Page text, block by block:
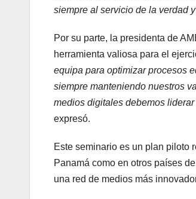
siempre al servicio de la verdad
Por su parte, la presidenta de
herramienta valiosa para el
equipa para optimizar procesos
siempre manteniendo nuestros
medios digitales debemos
expresó.
Este seminario es un plan piloto
Panamá como en otros países
una red de medios más